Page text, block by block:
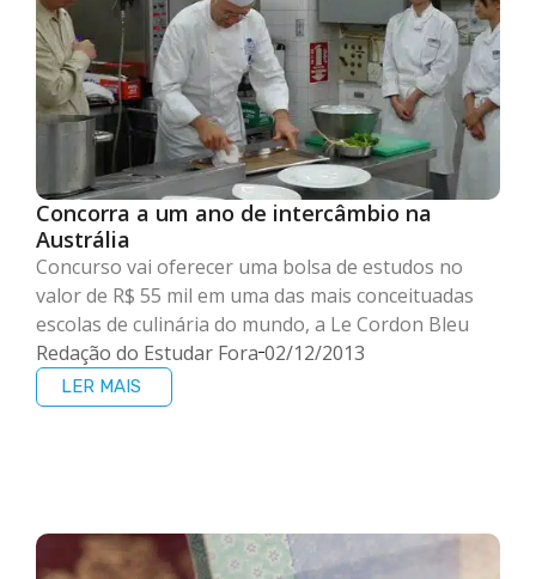
Concorra a um ano de intercâmbio na
Austrália
Concurso vai oferecer uma bolsa de estudos no
valor de R$ 55 mil em uma das mais conceituadas
escolas de culinária do mundo, a Le Cordon Bleu
Redação do Estudar Fora 02/12/2013
LER MAIS